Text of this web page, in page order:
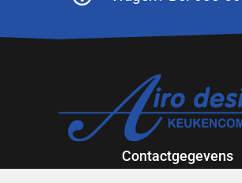
Contactgegevens